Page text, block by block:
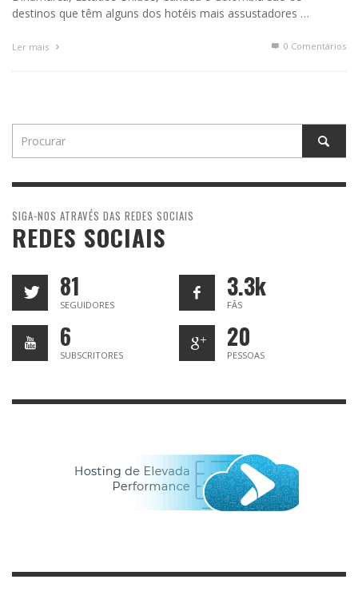
destinos que têm alguns dos hotéis mais assustadores …
Ler mais 0 Comentários
SIGA-NOS ATRAVÉS DAS REDES SOCIAIS
REDES SOCIAIS
81
SEGUIDORES
3.3k
FÃS
6
SUBSCRITORES
20
PESSOAS